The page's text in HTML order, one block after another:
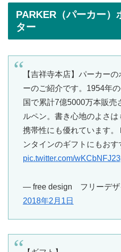
PARKER（パーカー）
ター
【吉祥寺本店】パーカー
ーのご紹介です。1954年
国で累計7億5000万本販売
ルペン。書き心地のよさ
携帯性にも優れています
ンタインのギフトにもお
pic.twitter.com/
— free design フリーデザ
2018年2月1日